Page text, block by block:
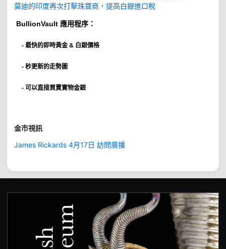
莫迪的印度再次打擊珠寶商，提高白銀進口稅
BullionVault 應用程序：
- 最快的即時黃金 & 白銀價格
- 秒更新的走勢圖
- 可以直接買賣實物金銀
金市視訊
James Rickards 4月17日 訪問廣播